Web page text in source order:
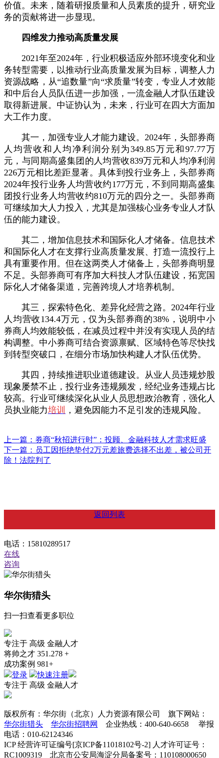
价值。未来，随着研报质量和人员素质的提升，研究业
务的贡献将进一步显现。
四维发力推动高质量发展
2021年至2024年，行业积极适应外部环境变化和业
务转型需要，以推动行业高质量发展为目标，调整人力
资源战略，从“追数量”向“求质量”转变，专业人才效能
和中后台人员队伍进一步加强，一流金融人才队伍建设
取得新进展。中证协认为，未来，行业可在四大方面加
大工作力度。
其一，加强专业人才能力建设。2024年，头部券商
人均营收和人均净利润分别为349.85万元和97.77万
元，与同期高盛集团的人均营收839万元和人均净利润
226万元相比差距显著。具体到投行业务上，头部券商
2024年投行业务人均营收约177万元，不到同期高盛集
团投行业务人均营收约810万元的四分之一。头部券商
可继续加大人力投入，尤其是加强核心业务专业人才队
伍的能力建设。
其二，增加信息技术和国际化人才储备。信息技术
和国际化人才在支撑行业高质量发展、打造一流投行上
具有重要作用。但在这两类人才储备上，头部券商明显
不足。头部券商可有序加大科技人才队伍建设，拓宽国
际化人才储备渠道，完善跨境人才培养机制。
其三，探索特色化、差异化经营之路。2024年行业
人均营收134.4万元，仅为头部券商的38%，说明中小
券商人均效能较低，在减员过程中并没有实现人员的结
构调整。中小券商可结合资源禀赋、区域特色等尽快找
到转型突破口，在细分市场加快构建人才队伍优势。
其四，持续推进职业道德建设。从业人员违规炒股
现象屡禁不止，投行业务违规频发，经纪业务违规占比
较高。行业可继续深化从业人员思想政治教育，强化人
员执业能力培训 ，避免因能力不足引发的违规风险。
上一篇：券商“秋招进行时”：投顾、金融科技人才需求旺盛
下一篇：员工因拒绝垫付2万元差旅费选择不出差，被公司开
除！法院判了
返回列表
电话：15810289517
在线
咨询
华尔街猎头
扫一扫查看更多职位
专注于 高级 金融人才
将帅之才 351.278 +
成功案例 981+
登录
快速注册
专注于 高级 金融人才
版权所有：华尔街（北京）人力资源有限公司 旗下网站：
华尔街猎头
华尔街招聘网
企业热线：400-640-6658 举报
电话：010-62124346
ICP 经营许可证编号[京ICP备11018102号-2] 人才许可证号：
RC1009319 北京市公安局海淀分局备案号：110108000650